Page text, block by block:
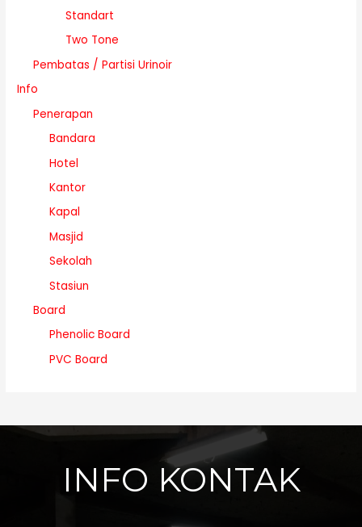
Standart
Two Tone
Pembatas / Partisi Urinoir
Info
Penerapan
Bandara
Hotel
Kantor
Kapal
Masjid
Sekolah
Stasiun
Board
Phenolic Board
PVC Board
INFO KONTAK